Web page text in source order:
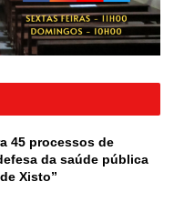
45 processos de
da saúde pública
Xisto”